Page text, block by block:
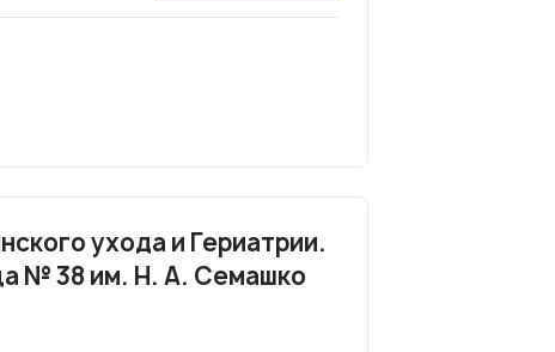
ухода и Гериатрии.
№ 38 им. Н. А. Семашко